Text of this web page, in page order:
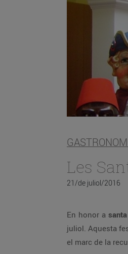
Les
21/de juliol/2016
En honor a
juliol. Aquesta
el marc de la